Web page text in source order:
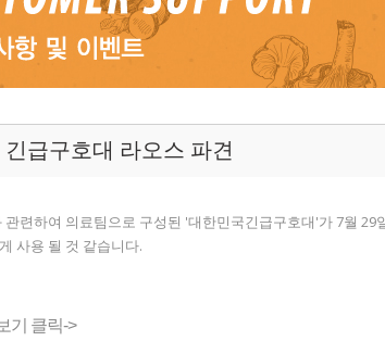
급구호대 라오스 파견
관련하여 의료팀으로 구성된 '대한민국긴급구호대'가 7월
사용 될 것 같습니다.
기 클릭->